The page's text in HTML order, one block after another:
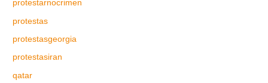
protestarnocrimen
protestas
protestasgeorgia
protestasiran
qatar